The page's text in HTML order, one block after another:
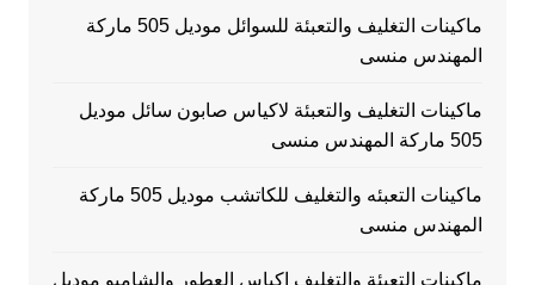
ماكينات التغليف والتعبئة للسوائل موديل 505 ماركة
المهندس منسى
ماكينات التغليف والتعبئة لاكياس صابون سائل موديل
505 ماركة المهندس منسى
ماكينات التعبئه والتغليف للكاتشب موديل 505 ماركة
المهندس منسى
ماكينات التعبئة والتغليف اكياس العطور والشامبو موديل